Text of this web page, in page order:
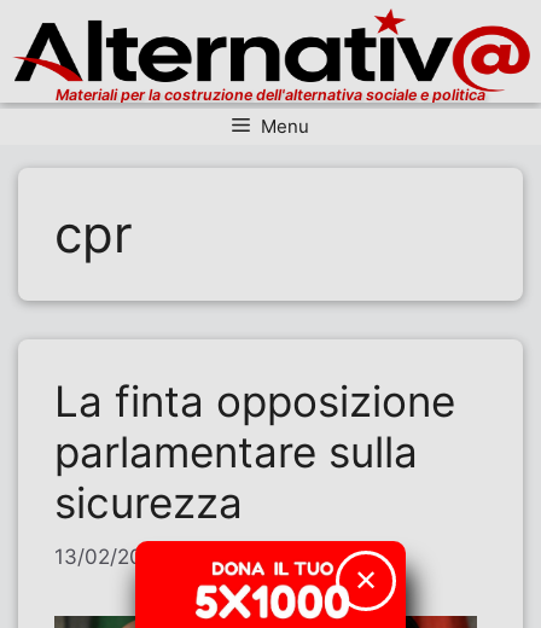
Materiali per la costruzione dell'alternativa sociale e politica
Menu
cpr
La finta opposizione
parlamentare sulla
sicurezza
13/02/2026 Contributi
✕